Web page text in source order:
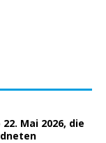
Mai 2026, die